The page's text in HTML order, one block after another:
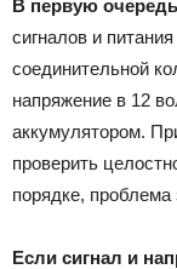
В первую очередь
сигналов и
соединительной
напряжение в 12
аккумулятором.
проверить
порядке,
Если сигнал и